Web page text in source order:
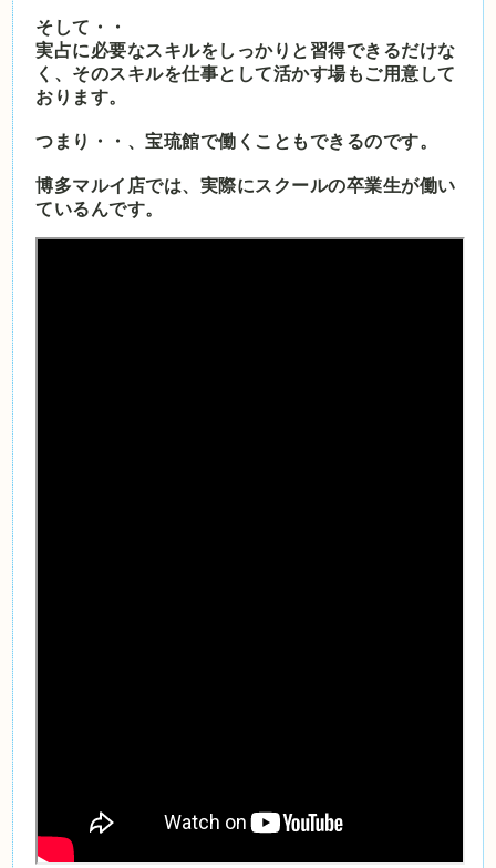
そして・・
実占に必要なスキルをしっかりと習得できるだけな
く、そのスキルを仕事として活かす場もご用意して
おります。
つまり・・、宝琉館で働くこともできるのです。
博多マルイ店では、実際にスクールの卒業生が働い
ているんです。